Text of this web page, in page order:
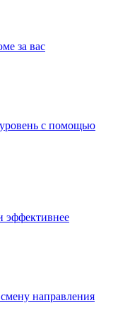
за вас
с помощью
эффективнее
направления